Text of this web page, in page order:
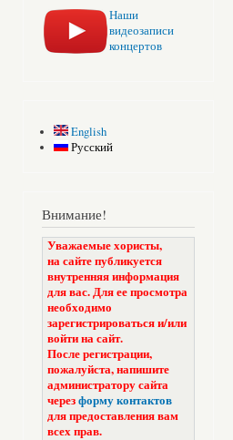
Наши
видеозаписи
концертов
English
Русский
Внимание!
Уважаемые хористы,
на сайте публикуется
внутренняя информация
для вас. Для ее просмотра
необходимо
зарегистрироваться и/или
войти на сайт.
После регистрации,
пожалуйста, напишите
администратору сайта
черезформу контактов
для предоставления вам
всех прав.